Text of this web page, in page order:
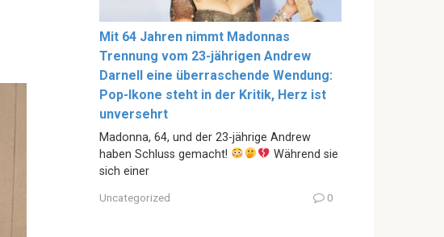
Mit 64 Jahren nimmt Madonnas
Trennung vom 23-jährigen Andrew
Darnell eine überraschende Wendung:
Pop-Ikone steht in der Kritik, Herz ist
unversehrt
Madonna, 64, und der 23-jährige Andrew
haben Schluss gemacht!
Während sie
sich einer
Uncategorized 0